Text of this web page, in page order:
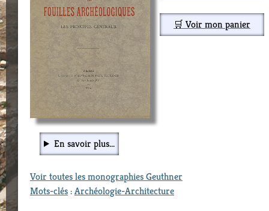
🛒 Voir mon panier
En savoir plus...
Voir toutes les monographies Geuthner
Mots-clés:Archéologie-Architecture